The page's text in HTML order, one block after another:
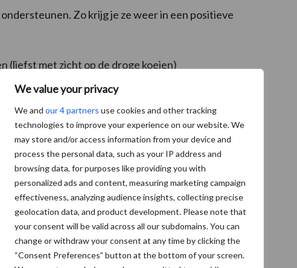
We value your privacy
We and our 4 partners use cookies and other tracking
technologies to improve your experience on our website. We
may store and/or access information from your device and
process the personal data, such as your IP address and
browsing data, for purposes like providing you with
personalized ads and content, measuring marketing campaign
effectiveness, analyzing audience insights, collecting precise
geolocation data, and product development. Please note that
your consent will be valid across all our subdomains. You can
change or withdraw your consent at any time by clicking the
“Consent Preferences” button at the bottom of your screen.
Zo krijg je ze weer in een positieve
(liefst met zicht op de droge koeien)
en/of een pijnstiller te geven (overleg dit wel
en leverondersteunende stoffen voeren
mineralen en energie